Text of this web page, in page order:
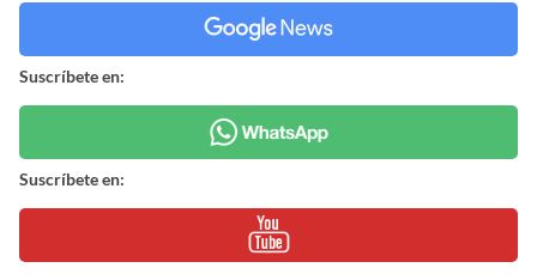
Suscríbete en:
Suscríbete en: